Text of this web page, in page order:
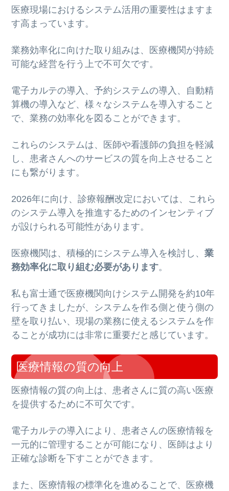
医療現場におけるシステム活用の重要性はますま
す高まっています。
業務効率化に向けた取り組みは、医療機関が持続
可能な経営を行う上で不可欠です。
電子カルテの導入、予約システムの導入、自動精
算機の導入など、様々なシステムを導入すること
で、業務の効率化を図ることができます。
これらのシステムは、医師や看護師の負担を軽減
し、患者さんへのサービスの質を向上させること
にも繋がります。
2026年に向け、診療報酬改定においては、これら
のシステム導入を推進するためのインセンティブ
が設けられる可能性があります。
医療機関は、積極的にシステム導入を検討し、業
務効率化に取り組む必要があります。
私も富士通で医療機関向けシステム開発を約10年
行ってきましたが、システムを作る側と使う側の
壁を取り払い、現場の業務に使えるシステムを作
ることが成功には非常に重要だと感じています。
医療情報の質の向上
医療情報の質の向上は、患者さんに質の高い医療
を提供するために不可欠です。
電子カルテの導入により、患者さんの医療情報を
一元的に管理することが可能になり、医師はより
正確な診断を下すことができます。
また、医療情報の標準化を進めることで、医療機